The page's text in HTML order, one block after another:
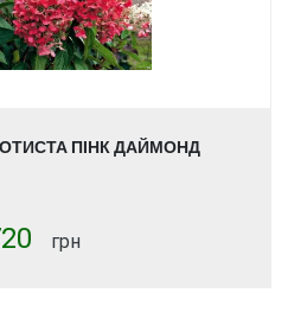
ПІНК ДАЙМОНД
грн